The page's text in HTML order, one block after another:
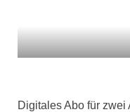
Digitales Abo für zwei